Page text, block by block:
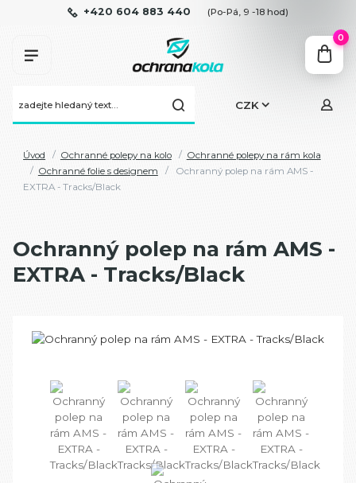
CZK
+420 604 883 440 (Po-Pá, 9 -18 hod)
0
Úvod Ochranné polepy na kolo
Ochranné polepy na rám kola
Ochranné folie s designem
Ochranný polep na rám AMS -
EXTRA - Tracks/Black
Ochranný polep na rám AMS -
EXTRA - Tracks/Black